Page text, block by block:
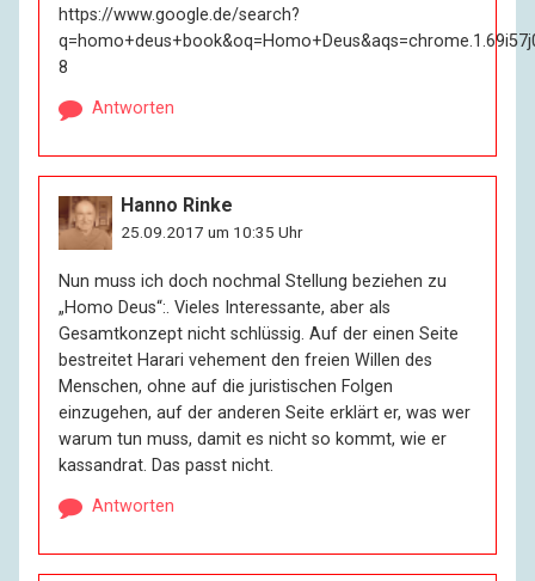
https://www.google.de/search?
8
Antworten
Hanno Rinke
25.09.2017 um 10:35 Uhr
Nun muss ich doch nochmal Stellung beziehen zu
„Homo Deus“:. Vieles Interessante, aber als
Gesamtkonzept nicht schlüssig. Auf der einen Seite
bestreitet Harari vehement den freien Willen des
Menschen, ohne auf die juristischen Folgen
einzugehen, auf der anderen Seite erklärt er, was wer
warum tun muss, damit es nicht so kommt, wie er
kassandrat. Das passt nicht.
Antworten